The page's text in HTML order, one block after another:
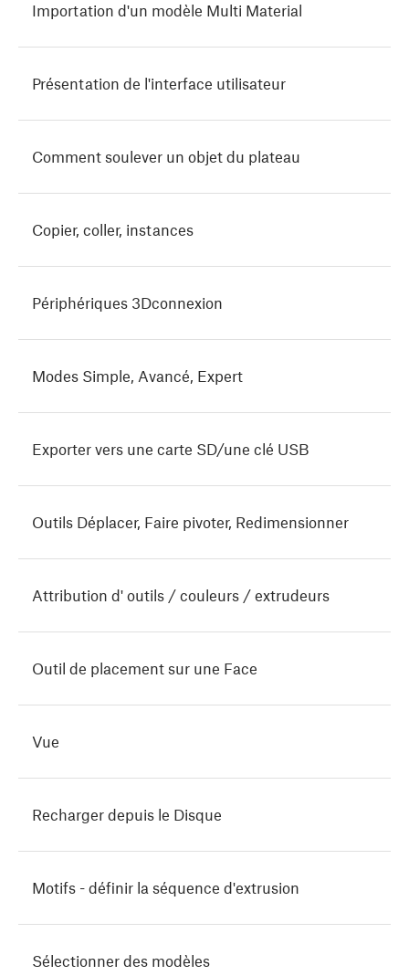
Importation d'un modèle Multi Material
Présentation de l'interface utilisateur
Comment soulever un objet du plateau
Copier, coller, instances
Périphériques 3Dconnexion
Modes Simple, Avancé, Expert
Exporter vers une carte SD/une clé USB
Outils Déplacer, Faire pivoter, Redimensionner
Attribution d' outils / couleurs / extrudeurs
Outil de placement sur une Face
Vue
Recharger depuis le Disque
Motifs - définir la séquence d'extrusion
Sélectionner des modèles